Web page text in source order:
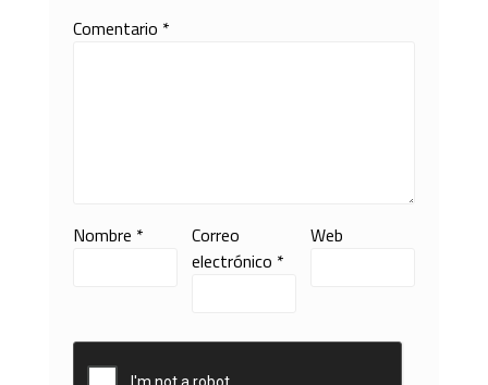
Comentario *
Nombre *
Correo
electrónico *
Web